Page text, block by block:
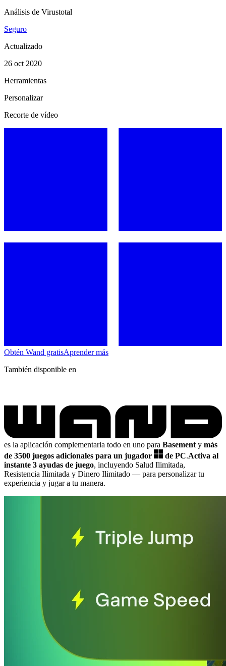
Análisis de Virustotal
Seguro
Actualizado
26 oct 2020
Herramientas
Personalizar
Recorte de vídeo
Obtén Wand gratisAprender más
También disponible en
es la aplicación complementaria todo en uno para Basement y más
de 3500 juegos adicionales para un jugador
de PC.Activa al
instante 3 ayudas de juego, incluyendo Salud Ilimitada,
Resistencia Ilimitada y Dinero Ilimitado — para personalizar tu
experiencia y jugar a tu manera.